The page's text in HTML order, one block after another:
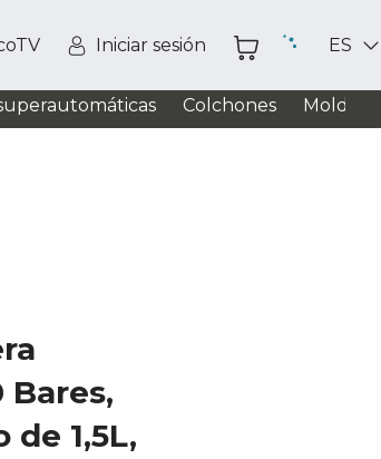
Iniciar sesión ES
Colchones
Bares,
1,5L,